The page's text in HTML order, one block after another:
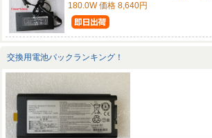
180.0W 価格 8,640円
交換用電池パックランキング！